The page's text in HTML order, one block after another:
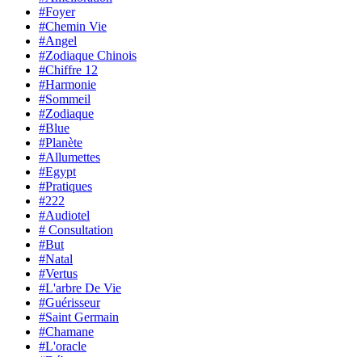
#Foyer
#Chemin Vie
#Angel
#Zodiaque Chinois
#Chiffre 12
#Harmonie
#Sommeil
#Zodiaque
#Blue
#Planète
#Allumettes
#Egypt
#Pratiques
#222
#Audiotel
# Consultation
#But
#Natal
#Vertus
#L'arbre De Vie
#Guérisseur
#Saint Germain
#Chamane
#L'oracle